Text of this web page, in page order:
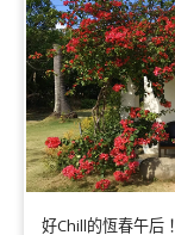
好Chill的恆春午后